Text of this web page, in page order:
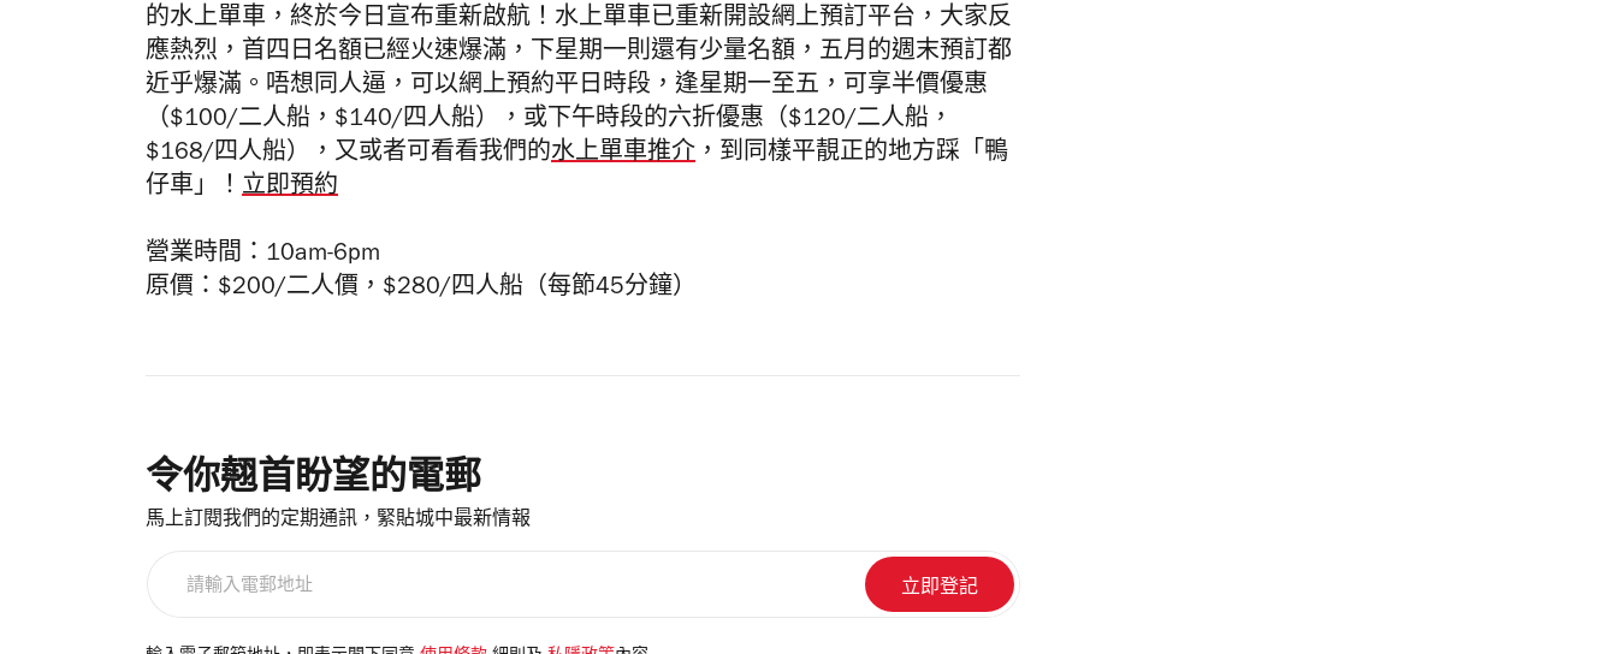
的水上單車，終於今日宣布重新啟航！水上單車已重新開設網上預訂平台，大家反
應熱烈，首四日名額已經火速爆滿，下星期一則還有少量名額，五月的週末預訂都
近乎爆滿。唔想同人逼，可以網上預約平日時段，逢星期一至五，可享半價優惠
（$100/二人船，$140/四人船），或下午時段的六折優惠（$120/二人船，
$168/四人船），又或者可看看我們的水上單車推介 ，到同樣平靚正的地方踩「鴨
仔車」！ 立即預約
營業時間：10am-6pm
原價：$200/二人價，$280/四人船（每節45分鐘）
令你翹首盼望的電郵
馬上訂閱我們的定期通訊，緊貼城中最新情報